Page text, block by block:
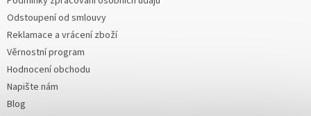
Odstoupení od smlouvy
Reklamace a vrácení zboží
Věrnostní program
Hodnocení obchodu
Napište nám
Blog